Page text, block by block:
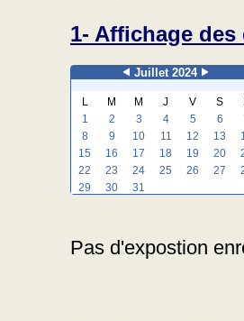
1- Affichage
Juillet 2024
L M M J V S
1
2 3 4 5 6
8
9 10 11 12 13
15
16 17 18 19 20
22
23 24 25 26 27
29
30 31
Pas d'expostion